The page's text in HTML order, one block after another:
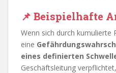
📌 Beispielhafte
Wenn sich durch kumulierte
eine
eines definierten
Geschäftsleitung verpflichtet,